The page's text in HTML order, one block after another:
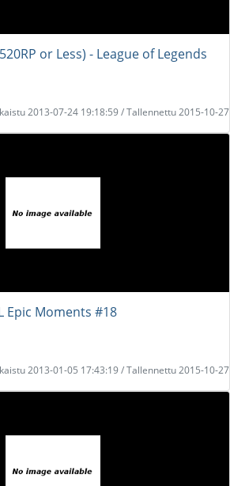
or Less) - League of Legends
2013-07-24 19:18:59 / Tallennettu 2015-10-27
Epic Moments #18
2013-01-05 17:43:19 / Tallennettu 2015-10-27